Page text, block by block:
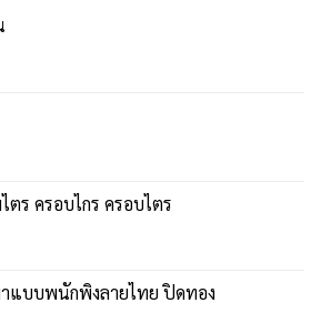
ตร ครอบไกร ครอบไตร
าแบบพนักพิงลายไทย ปิดทอง